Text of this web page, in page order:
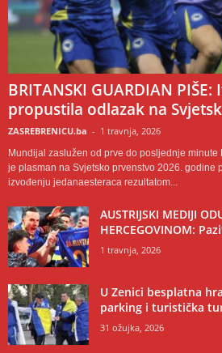
BRITANSKI GUARDIAN
propustila odlazak na
ZASREBRENICU.ba - 1 travnja, 2026
Mundijal zaslužen od prve do posljednje
je plasman na Svjetsko prvenstvo 2026. godine
izvođenju jedanaesteraca rezultatom...
AUSTRIJSKI MEDIJI
HERCEGOVINOM:
1 travnja, 2026
U Zenici besplatna
parking i turistička
31 ožujka, 2026